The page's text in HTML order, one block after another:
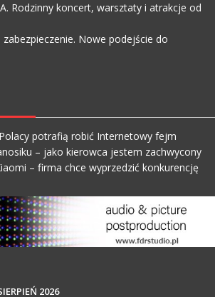
Rodzinny koncert, warsztaty i atrakcje od
Nowe podejście do
potrafią robić Internetowy fejm
– jako kierowca jestem zachwycony
– firma chce wyprzedzić konkurencję
2026